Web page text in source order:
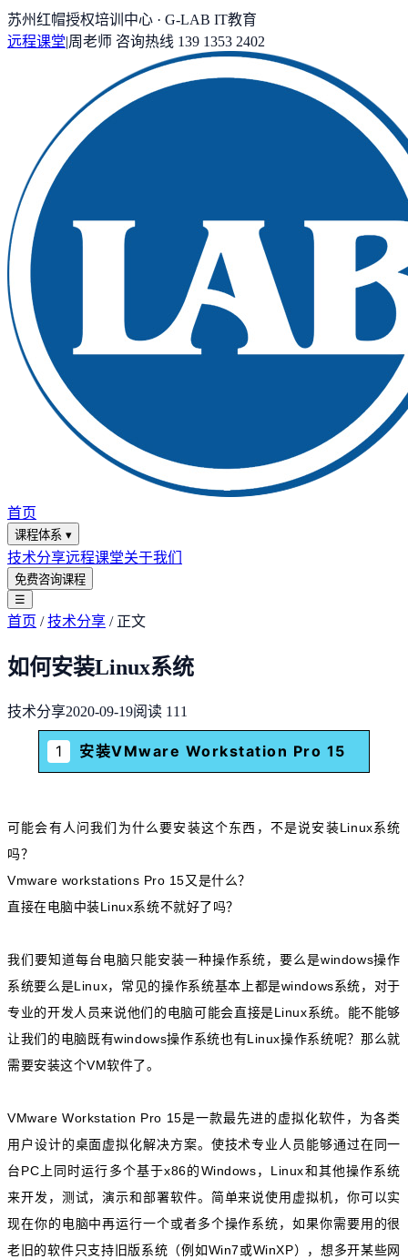
苏州红帽授权培训中心 · G-LAB IT教育
远程课堂|周老师 咨询热线 139 1353 2402
首页
课程体系 ▾
技术分享远程课堂关于我们
免费咨询课程
☰
首页 /技术分享 / 正文
如何安装Linux系统
技术分享2020-09-19阅读 111
1 安装VMware Workstation Pro 15
可能会有人问我们为什么要安装这个东西，不是说安装Linux系统
吗？
Vmware workstations Pro 15又是什么？
直接在电脑中装Linux系统不就好了吗？
我们要知道每台电脑只能安装一种操作系统，要么是windows操作
系统要么是Linux，常见的操作系统基本上都是windows系统，对于
专业的开发人员来说他们的电脑可能会直接是Linux系统。能不能够
让我们的电脑既有windows操作系统也有Linux操作系统呢？那么就
需要安装这个VM软件了。
VMware Workstation Pro 15是一款最先进的虚拟化软件，为各类
用户设计的桌面虚拟化解决方案。使技术专业人员能够通过在同一
台PC上同时运行多个基于x86的Windows，Linux和其他操作系统
来开发，测试，演示和部署软件。简单来说使用虚拟机，你可以实
现在你的电脑中再运行一个或者多个操作系统，如果你需要用的很
老旧的软件只支持旧版系统（例如Win7或WinXP），想多开某些网